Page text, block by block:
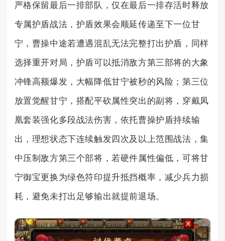
严格保留最后一排部队，仅在最后一排存活时释放
专属护盾战法，护盾效果会顺延传递至下一位甘
宁，曹操中途若遭遇混乱无法完整打出护盾，同样
选择重开对局，护盾可以抵消敌方第三部将的大象
冲锋高额爆发，大幅降低甘宁被秒的风险；第三位
放置觉醒甘宁，搭配平砍属性突出的副将，穿戴凤
凰套装强化多段战法伤害，依托曹操护盾持续输
出，理想状态下连续触发四次及以上范围战法，集
中压制敌方第三个部将，若硬件属性偏低，可将甘
宁御宝更换为绿色符印提升抵挡概率，减少兵力损
耗，避免未打出足够输出就提前退场。